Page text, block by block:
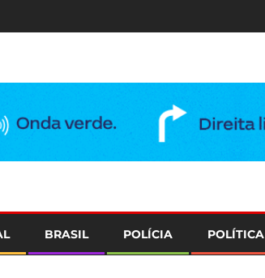
BRASIL POLÍCIA POLÍTICA